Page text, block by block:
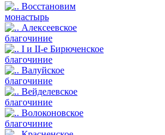
Восстановим
монастырь
Алексеевское
благочиние
I и II-е Бирюченское
благочиние
Валуйское
благочиние
Вейделевское
благочиние
Волоконовское
благочиние